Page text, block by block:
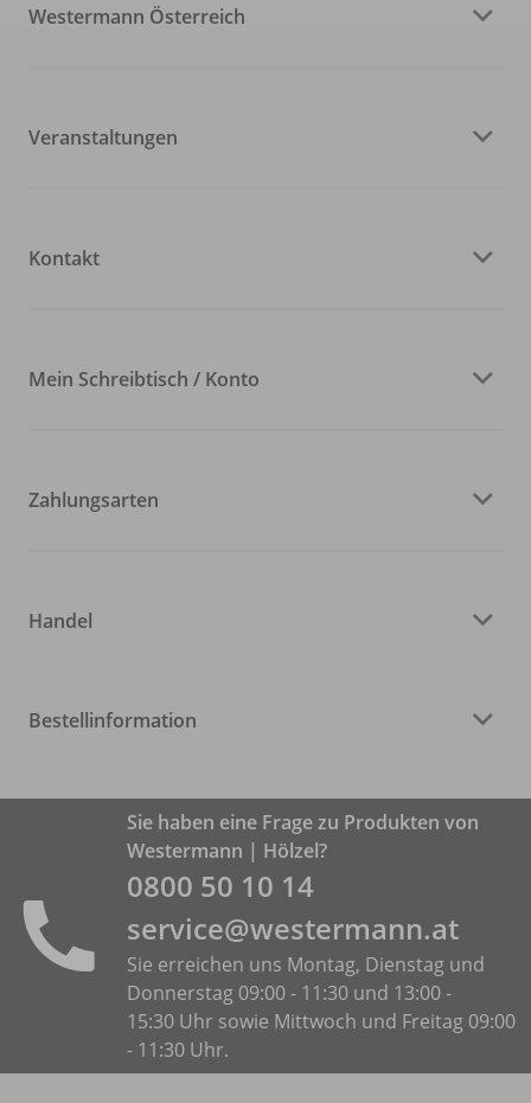
Westermann Österreich
Veranstaltungen
Kontakt
Mein Schreibtisch / Konto
Zahlungsarten
Handel
Bestellinformation
Sie haben eine Frage zu Produkten von
Westermann | Hölzel?
0800 50 10 14
service@westermann.at
Sie erreichen uns Montag, Dienstag und
Donnerstag 09:00 - 11:30 und 13:00 -
15:30 Uhr sowie Mittwoch und Freitag 09:00
- 11:30 Uhr.